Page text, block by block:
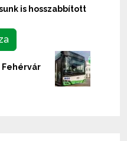
is hosszabbított
Fehérvár